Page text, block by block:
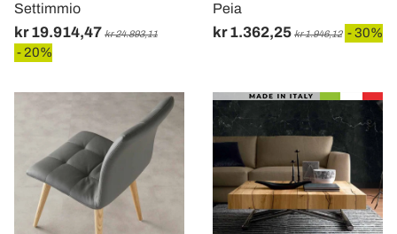
Settimmio
kr 19.914,47 kr 24.893,11
- 20%
Peia
kr 1.362,25 kr 1.946,12 - 30%